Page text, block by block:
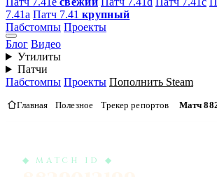
7.41а Патч 7.41 крупный
Пабстомпы Проекты
Блог Видео
Утилиты
Патчи
Пабстомпы Проекты Пополнить Steam
Главная Полезное Трекер репортов Матч
◆ MATCH ID ◆